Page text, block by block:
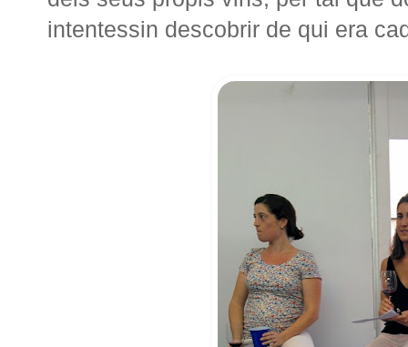
intentessin descobrir de qui era